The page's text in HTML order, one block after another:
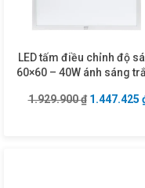
LED tấm điều chỉnh độ
60×60 – 40W ánh sáng
1.929.900₫ Giá gốc là:
1.447.425